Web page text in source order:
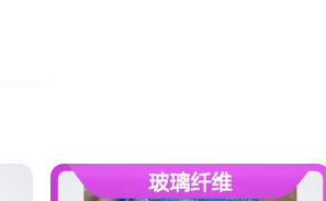
两者的优势
总成本：需要专用设备的喷涂工艺虽然
隐性支出。